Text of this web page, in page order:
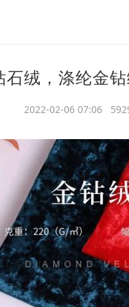
石绒，涤纶金
2022-02-06 07:06